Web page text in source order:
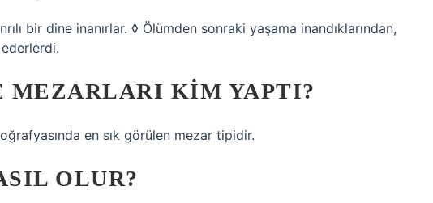
bir dine inanırlar. ◊ Ölümden sonraki yaşama inandıklarından,
MEZARLARI KIM YAPTI?
en sık görülen mezar tipidir.
OLUR?